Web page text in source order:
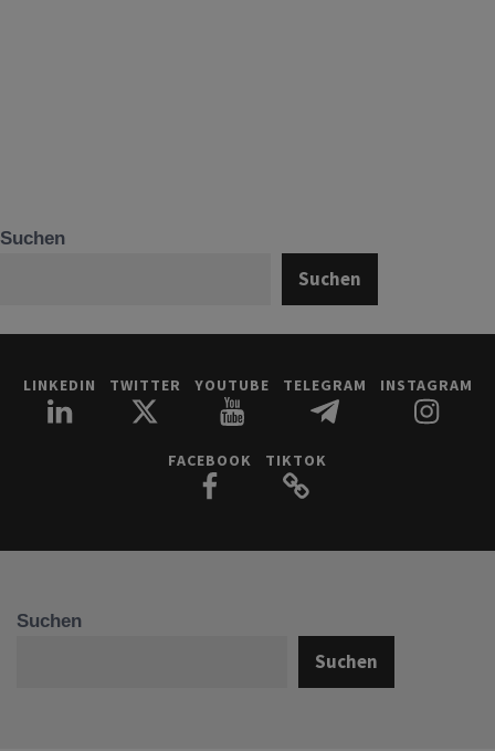
Suchen
Suchen
LINKEDIN TWITTER YOUTUBE TELEGRAM INSTAGRAM
FACEBOOK TIKTOK
Suchen
Suchen